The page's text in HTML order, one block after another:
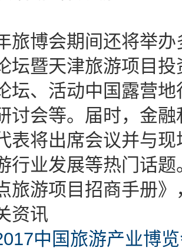
博会期间还将举办
坛暨天津旅游项目
坛、活动中国露营
讨会等。届时，金
表将出席会议并与
行业发展等热门话
旅游项目招商手册
资讯
中国旅游产业博